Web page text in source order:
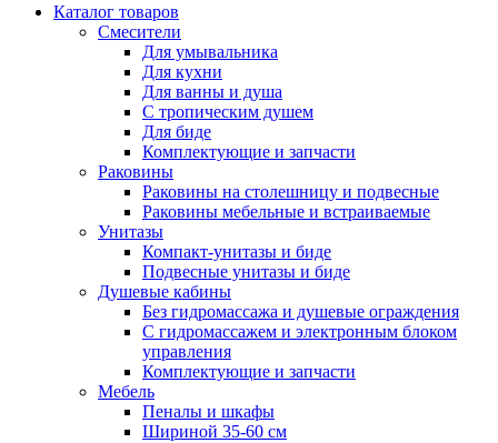
Каталог товаров
Смесители
Для умывальника
Для кухни
Для ванны и душа
С тропическим душем
Для биде
Комплектующие и запчасти
Раковины
Раковины на столешницу и подвесные
Раковины мебельные и встраиваемые
Унитазы
Компакт-унитазы и биде
Подвесные унитазы и биде
Душевые кабины
Без гидромассажа и душевые ограждения
С гидромассажем и электронным блоком
управления
Комплектующие и запчасти
Мебель
Пеналы и шкафы
Шириной 35-60 см